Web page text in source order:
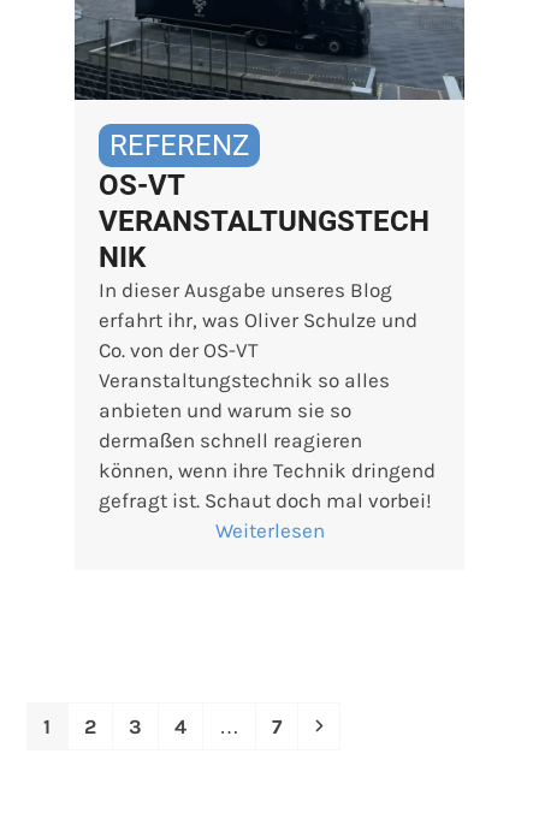
REFERENZ
OS-VT
VERANSTALTUNGSTECH
NIK
In dieser Ausgabe unseres Blog
erfahrt ihr, was Oliver Schulze und
Co. von der OS-VT
Veranstaltungstechnik so alles
anbieten und warum sie so
dermaßen schnell reagieren
können, wenn ihre Technik dringend
gefragt ist. Schaut doch mal vorbei!
Weiterlesen
Seite
1 Seite
2 Seite
3 Seite
4 … Seite
7 Vorwärts